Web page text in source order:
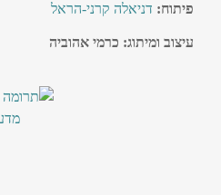
פיתוח: דניאלה קרני-הראל
עיצוב ומיתוג: כרמי אהוביה